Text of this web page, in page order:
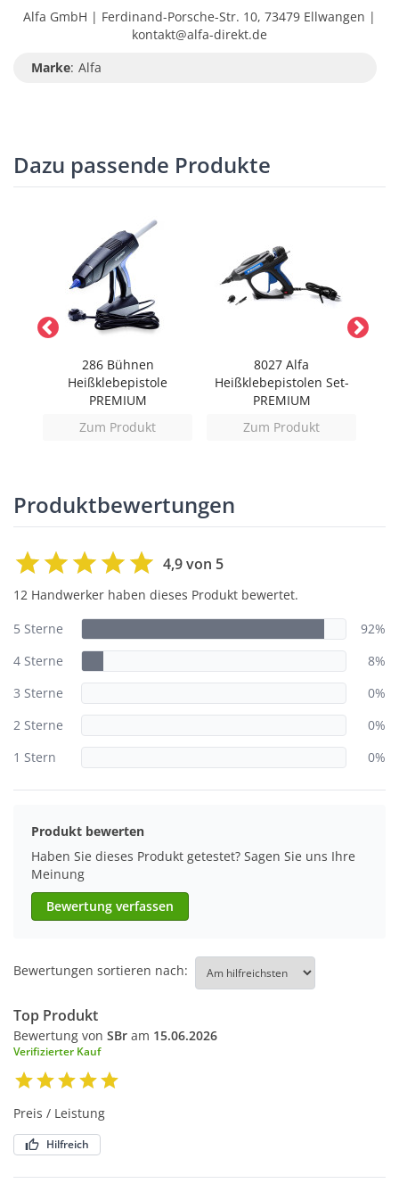
Alfa GmbH | Ferdinand-Porsche-Str. 10, 73479 Ellwangen |
kontakt@alfa-direkt.de
Marke: Alfa
Dazu passende Produkte
286 Bühnen
Heißklebepistole
PREMIUM
Zum Produkt
8027 Alfa
Heißklebepistolen Set-
PREMIUM
Zum Produkt
Produktbewertungen
4,9 von 5
12 Handwerker haben dieses Produkt bewertet.
5 Sterne
92%
4 Sterne
8%
3 Sterne
0%
2 Sterne
0%
1 Stern
0%
Produkt bewerten
Haben Sie dieses Produkt getestet? Sagen Sie uns Ihre
Meinung
Bewertung verfassen
Bewertungen sortieren nach:
Top Produkt
Bewertung von SBr am 15.06.2026
Verifizierter Kauf
Preis / Leistung
Hilfreich